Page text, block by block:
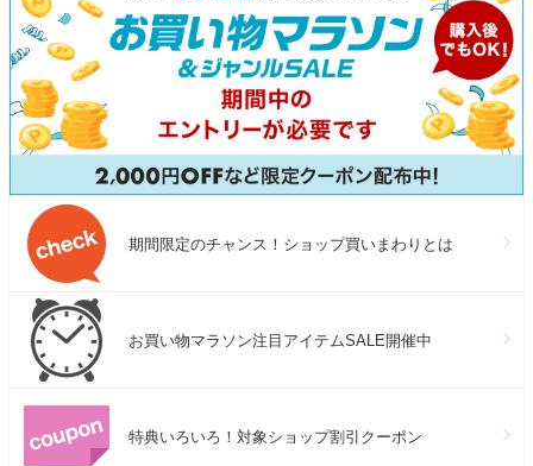
期間限定のチャンス！ショップ買いまわりとは
お買い物マラソン注目アイテムSALE開催中
特典いろいろ！対象ショップ割引クーポン